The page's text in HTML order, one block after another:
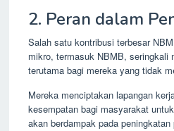
2. Peran dalam
Salah satu kontribusi terbesar
mikro, termasuk NBMB, seringkali
terutama bagi mereka yang tidak
Mereka menciptakan lapangan
kesempatan bagi masyarakat
akan berdampak pada